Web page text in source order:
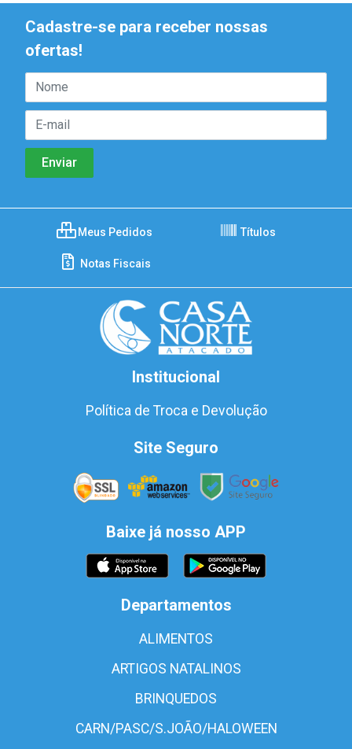
Cadastre-se para receber nossas
ofertas!
Meus Pedidos Títulos
Notas Fiscais
Institucional
Política de Troca e Devolução
Site Seguro
Baixe já nosso APP
Departamentos
ALIMENTOS
ARTIGOS NATALINOS
BRINQUEDOS
CARN/PASC/S.JOÃO/HALOWEEN